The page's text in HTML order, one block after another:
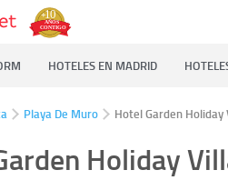
HOTELES EN MADRID
Playa De Muro Hotel Garden Holiday
Holiday